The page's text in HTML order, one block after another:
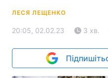
ЛЕСЯ ЛЕЩЕНКО
20:05, 02.02.23 3 хв.